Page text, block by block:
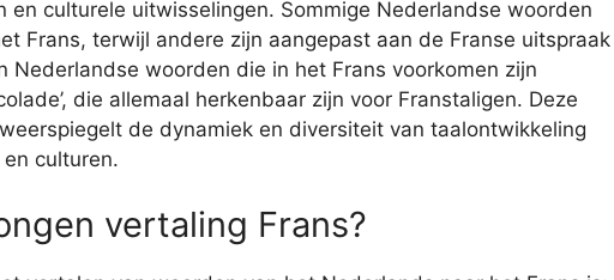
en culturele uitwisselingen. Sommige Nederlandse woorden
Frans, terwijl andere zijn aangepast aan de Franse uitspraak
Nederlandse woorden die in het Frans voorkomen zijn
die allemaal herkenbaar zijn voor Franstaligen. Deze
de dynamiek en diversiteit van taalontwikkeling
culturen.
vertaling Frans?